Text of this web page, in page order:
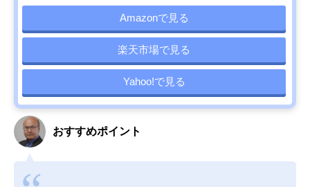
Amazonで見る
楽天市場で見る
Yahoo!で見る
おすすめポイント